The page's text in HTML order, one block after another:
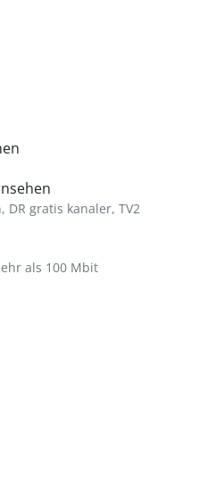
DR gratis kanaler, TV2
als 100 Mbit